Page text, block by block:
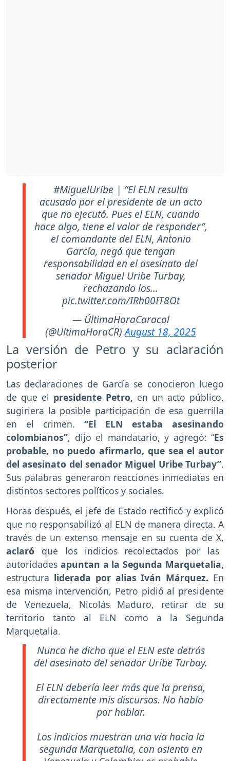
#MiguelUribe | “El ELN resulta
acusado por el presidente de un acto
que no ejecutó. Pues el ELN, cuando
hace algo, tiene el valor de responder”,
el comandante del ELN, Antonio
García, negó que tengan
responsabilidad en el asesinato del
senador Miguel Uribe Turbay,
rechazando los…
pic.twitter.com/IRh00IT8Ot
— ÚltimaHoraCaracol
(@UltimaHoraCR)August 18, 2025
La versión de Petro y su aclaración
posterior
Las declaraciones de García se conocieron luego
de que el presidente Petro, en un acto público,
sugiriera la posible participación de esa guerrilla
en el crimen. “El ELN estaba asesinando
colombianos”, dijo el mandatario, y agregó: “Es
probable, no puedo afirmarlo, que sea el autor
del asesinato del senador Miguel Uribe Turbay”.
Sus palabras generaron reacciones inmediatas en
distintos sectores políticos y sociales.
Horas después, el jefe de Estado rectificó y explicó
que no responsabilizó al ELN de manera directa. A
través de un extenso mensaje en su cuenta de X,
aclaró que los indicios recolectados por las
autoridades apuntan a la Segunda Marquetalia,
estructura liderada por alias Iván Márquez. En
esa misma intervención, Petro pidió al presidente
de Venezuela, Nicolás Maduro, retirar de su
territorio tanto al ELN como a la Segunda
Marquetalia.
Nunca he dicho que el ELN este detrás
del asesinato del senador Uribe Turbay.
El ELN debería leer más que la prensa,
directamente mis discursos. No hablo
por hablar.
Los indicios muestran una vía hacia la
segunda Marquetalia, con asiento en